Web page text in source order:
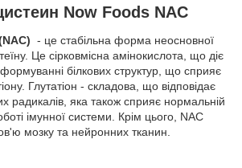
Now Foods NAC
- це стабільна форма неосновної
Це сірковмісна амінокислота, що діє
формуванні білкових структур, що сприяє
Глутатіон - складова, що відповідає
радикалів, яка також сприяє нормальній
імунної системи. Крім цього, NAC
мозку та нейронних тканин.